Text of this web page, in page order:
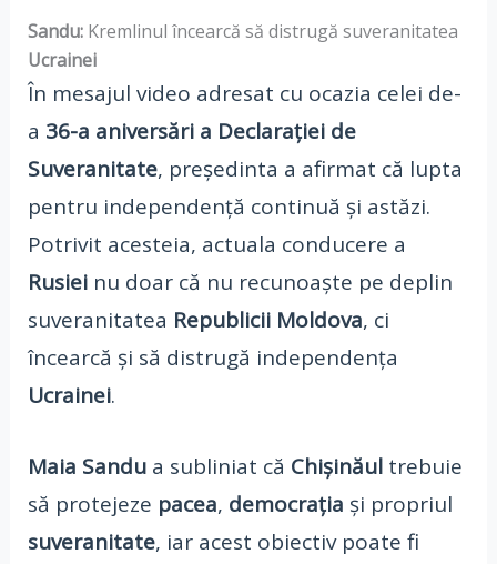
Sandu:Kremlinul încearcă să distrugă suveranitatea
Ucrainei
În mesajul video adresat cu ocazia celei de-
a 36-a aniversări a Declarației de
Suveranitate, președinta a afirmat că lupta
pentru independență continuă și astăzi.
Potrivit acesteia, actuala conducere a
Rusieinu doar că nu recunoaște pe deplin
suveranitatea Republicii Moldova, ci
încearcă și să distrugă independența
Ucrainei.
Maia Sandua subliniat că Chișinăultrebuie
să protejeze pacea, democrația și propriul
suveranitate, iar acest obiectiv poate fi